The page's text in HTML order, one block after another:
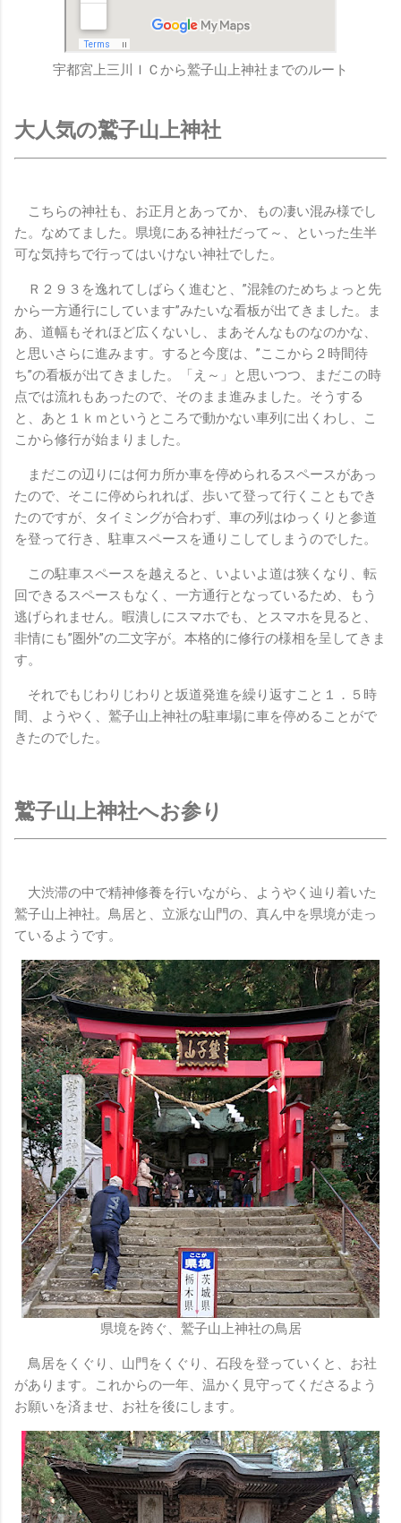
宇都宮上三川ＩＣから鷲子山上神社までのルート
大人気の鷲子山上神社
こちらの神社も、お正月とあってか、もの凄い混み様でし
た。なめてました。県境にある神社だって～、といった生半
可な気持ちで行ってはいけない神社でした。
Ｒ２９３を逸れてしばらく進むと、”混雑のためちょっと先
から一方通行にしています”みたいな看板が出てきました。ま
あ、道幅もそれほど広くないし、まあそんなものなのかな、
と思いさらに進みます。すると今度は、”ここから２時間待
ち”の看板が出てきました。「え～」と思いつつ、まだこの時
点では流れもあったので、そのまま進みました。そうする
と、あと１ｋｍというところで動かない車列に出くわし、こ
こから修行が始まりました。
まだこの辺りには何カ所か車を停められるスペースがあっ
たので、そこに停められれば、歩いて登って行くこともでき
たのですが、タイミングが合わず、車の列はゆっくりと参道
を登って行き、駐車スペースを通りこしてしまうのでした。
この駐車スペースを越えると、いよいよ道は狭くなり、転
回できるスペースもなく、一方通行となっているため、もう
逃げられません。暇潰しにスマホでも、とスマホを見ると、
非情にも”圏外”の二文字が。本格的に修行の様相を呈してきま
す。
それでもじわりじわりと坂道発進を繰り返すこと１．５時
間、ようやく、鷲子山上神社の駐車場に車を停めることがで
きたのでした。
鷲子山上神社へお参り
大渋滞の中で精神修養を行いながら、ようやく辿り着いた
鷲子山上神社。鳥居と、立派な山門の、真ん中を県境が走っ
ているようです。
県境を跨ぐ、鷲子山上神社の鳥居
鳥居をくぐり、山門をくぐり、石段を登っていくと、お社
があります。これからの一年、温かく見守ってくださるよう
お願いを済ませ、お社を後にします。